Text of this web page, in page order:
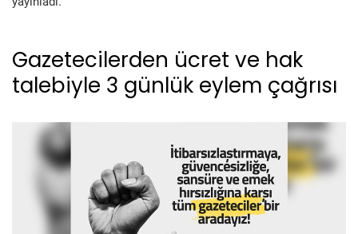
Gazetecilerden ücret ve hak
talebiyle 3 günlük eylem çağrısı